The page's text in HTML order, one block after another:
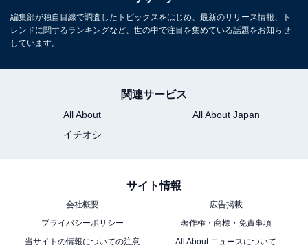
編集部が独自目線で調査したトピックスをはじめ、最新のリリース情報、ト
レンドに関するランキングなど、世の中で注目を集めている話題をお知らせ
しています。
関連サービス
All About
All About Japan
イチオシ
サイト情報
会社概要
広告掲載
プライバシーポリシー
著作権・商標・免責事項
当サイトの情報についての注意
All About ニュースについて